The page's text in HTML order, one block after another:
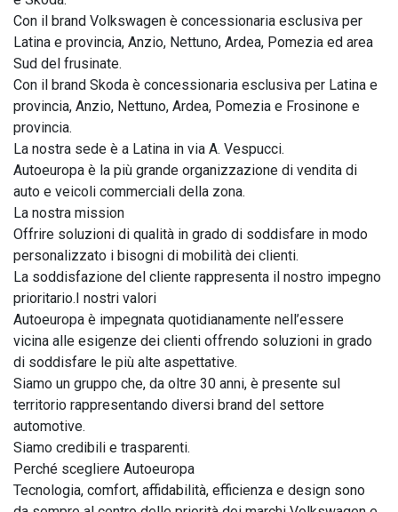
Con il brand Volkswagen è concessionaria esclusiva per
Latina e provincia, Anzio, Nettuno, Ardea, Pomezia ed area
Sud del frusinate.
Con il brand Skoda è concessionaria esclusiva per Latina e
provincia, Anzio, Nettuno, Ardea, Pomezia e Frosinone e
provincia.
La nostra sede è a Latina in via A. Vespucci.
Autoeuropa è la più grande organizzazione di vendita di
auto e veicoli commerciali della zona.
La nostra mission
Offrire soluzioni di qualità in grado di soddisfare in modo
personalizzato i bisogni di mobilità dei clienti.
La soddisfazione del cliente rappresenta il nostro impegno
prioritario.I nostri valori
Autoeuropa è impegnata quotidianamente nell’essere
vicina alle esigenze dei clienti offrendo soluzioni in grado
di soddisfare le più alte aspettative.
Siamo un gruppo che, da oltre 30 anni, è presente sul
territorio rappresentando diversi brand del settore
automotive.
Siamo credibili e trasparenti.
Perché scegliere Autoeuropa
Tecnologia, comfort, affidabilità, efficienza e design sono